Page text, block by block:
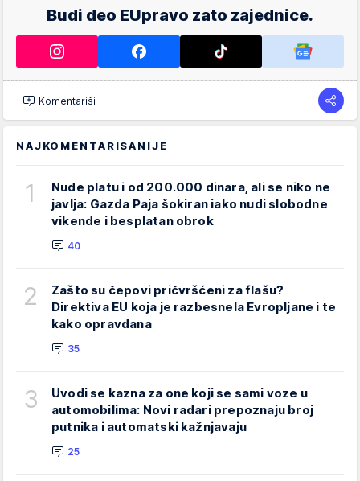
Budi deo EUpravo zato zajednice.
Komentariši
NAJKOMENTARISANIJE
1
Nude platu i od 200.000 dinara, ali se niko ne
javlja: Gazda Paja šokiran iako nudi slobodne
vikende i besplatan obrok
40
2
Zašto su čepovi pričvršćeni za flašu?
Direktiva EU koja je razbesnela Evropljane i te
kako opravdana
35
3
Uvodi se kazna za one koji se sami voze u
automobilima: Novi radari prepoznaju broj
putnika i automatski kažnjavaju
25